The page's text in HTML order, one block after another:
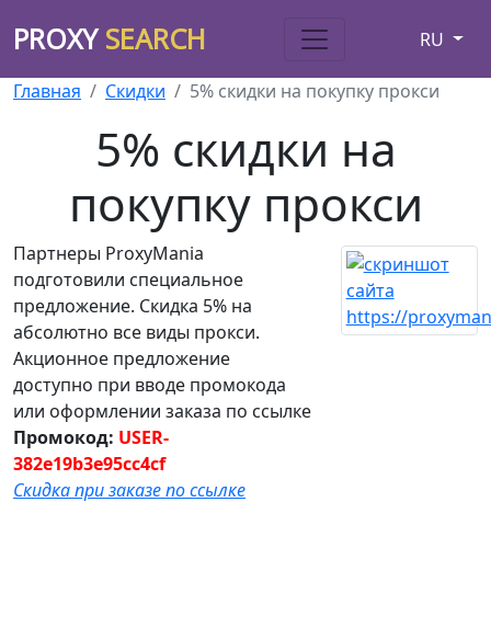
PROXYSEARCH RU
Главная Скидки 5% скидки на покупку прокси
5% скидки на
покупку прокси
Партнеры ProxyMania
подготовили специальное
предложение. Скидка 5% на
абсолютно все виды прокси.
Акционное предложение
доступно при вводе промокода
или оформлении заказа по ссылке
Промокод: USER-
382e19b3e95cc4cf
Скидка при заказе по ссылке